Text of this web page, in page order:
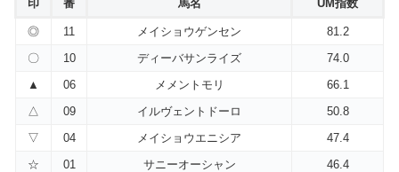
印 番 馬名 UM指数
◎ 11 メイショウゲンセン
81.2
〇
10 ディーバサンライズ
74.0
▲
06 メメントモリ
66.1
△
09 イルヴェントドーロ
50.8
▽
04 メイショウエニシア
47.4
☆
01 サニーオーシャン
46.4